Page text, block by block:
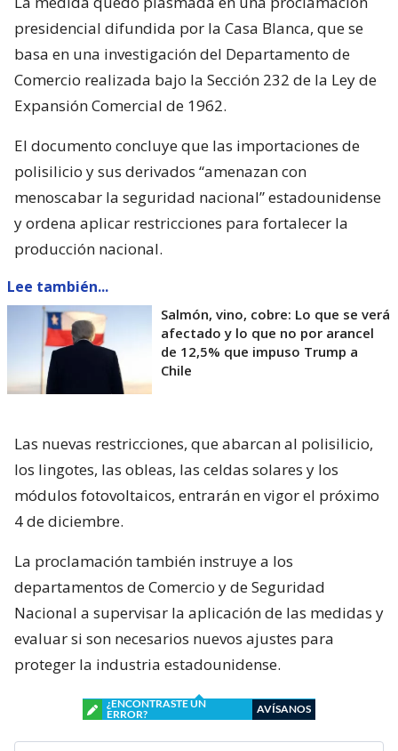
presidencial difundida por la Casa Blanca, que se
basa en una investigación del Departamento de
Comercio realizada bajo la Sección 232 de la Ley de
Expansión Comercial de 1962.
El documento concluye que las importaciones de
polisilicio y sus derivados “amenazan con
menoscabar la seguridad nacional” estadounidense
y ordena aplicar restricciones para fortalecer la
producción nacional.
Lee también...
Salmón, vino, cobre: Lo que se verá
afectado y lo que no por arancel
de 12,5% que impuso Trump a
Chile
Las nuevas restricciones, que abarcan al polisilicio,
los lingotes, las obleas, las celdas solares y los
módulos fotovoltaicos, entrarán en vigor el próximo
4 de diciembre.
La proclamación también instruye a los
departamentos de Comercio y de Seguridad
Nacional a supervisar la aplicación de las medidas y
evaluar si son necesarios nuevos ajustes para
proteger la industria estadounidense.
¿ENCONTRASTE UN
ERROR?
AVÍSANOS